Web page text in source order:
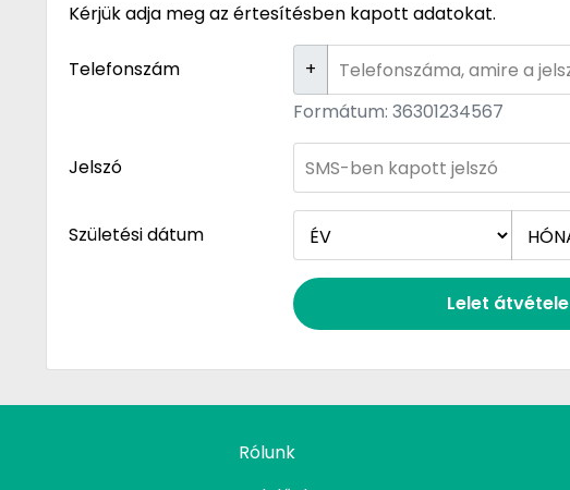
Kérjük adja meg az értesítésben kapott adatokat.
Telefonszám
+
Formátum: 36301234567
Jelszó
Születési dátum
Lelet átvétele
Rólunk